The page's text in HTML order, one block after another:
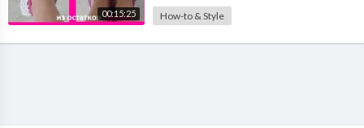
00:15:25 How-to & Style